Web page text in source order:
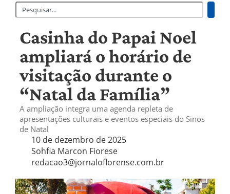
Casinha do Papai Noel
ampliará o horário de
visitação durante o
“Natal da Família”
A ampliação integra uma agenda repleta de
apresentações culturais e eventos especiais do Sinos
de Natal
10 de dezembro de 2025
Sohfia Marcon Fiorese
redacao3@jornaloflorense.com.br